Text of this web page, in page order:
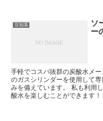
豆知識
ソ
ー
手軽でコスパ抜群の炭酸水メ
のガスシリンダーを使用して
みを備えています。 私も利用
酸水を楽しむことができます！